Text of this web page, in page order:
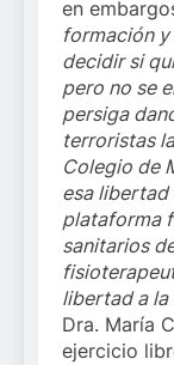
en
formación
decidir si
pero no se
persiga
terroristas
Colegio de
esa libertad
plataforma
sanitarios
libertad a la
Dra. María
ejercicio